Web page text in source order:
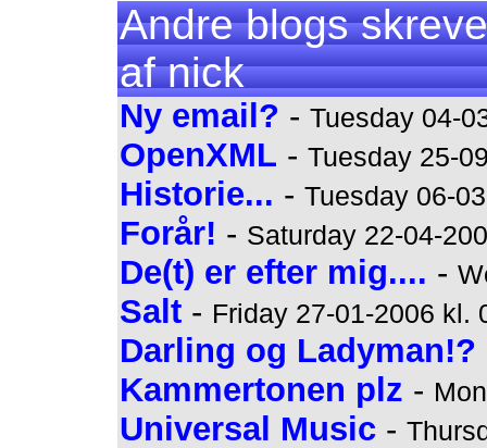
Andre blogs
af nick
Ny email? -Tuesday 04-
OpenXML -Tuesday 25-
Historie... -Tuesday 06-
Forår! - Saturday 22-04-
De(t) er efter mig.... -
Salt - Friday 27-01-2006 kl.
Darling og Ladyman!?
Kammertonen plz -
Universal Music -